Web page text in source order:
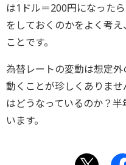
は1ドル＝200円になった
をしておくのかをよく考
ことです。
為替レートの変動は想定
動くことが珍しくありま
はどうなっているのか？
います。